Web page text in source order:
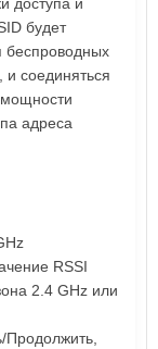
доступа и
будет
беспроводных
и соединяться
адреса
RSSI
2.4 GHz или
Продолжить,